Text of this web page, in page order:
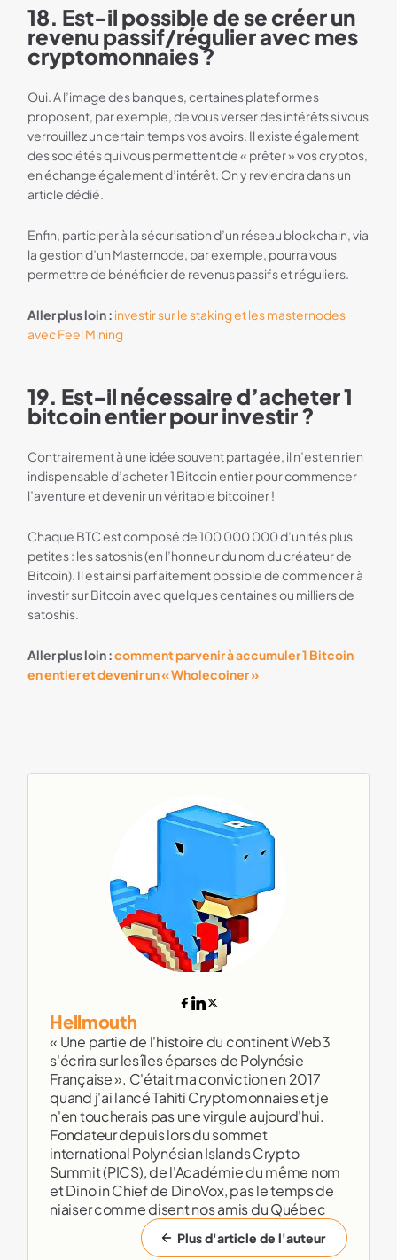
18. Est-il possible de se créer un
revenu passif/régulier avec mes
cryptomonnaies ?
Oui. A l’image des banques, certaines plateformes
proposent, par exemple, de vous verser des intérêts si vous
verrouillez un certain temps vos avoirs. Il existe également
des sociétés qui vous permettent de « prêter » vos cryptos,
en échange également d’intérêt. On y reviendra dans un
article dédié.
Enfin, participer à la sécurisation d’un réseau blockchain, via
la gestion d’un Masternode, par exemple, pourra vous
permettre de bénéficier de revenus passifs et réguliers.
Aller plus loin : investir sur le staking et les masternodes
avec Feel Mining
19. Est-il nécessaire d’acheter 1
bitcoin entier pour investir ?
Contrairement à une idée souvent partagée, il n’est en rien
indispensable d’acheter 1 Bitcoin entier pour commencer
l’aventure et devenir un véritable bitcoiner !
Chaque BTC est composé de 100 000 000 d’unités plus
petites : les satoshis (en l’honneur du nom du créateur de
Bitcoin). Il est ainsi parfaitement possible de commencer à
investir sur Bitcoin avec quelques centaines ou milliers de
satoshis.
Aller plus loin :comment parvenir à accumuler 1 Bitcoin
en entier et devenir un « Wholecoiner »
Hellmouth
« Une partie de l'histoire du continent Web3
s'écrira sur les îles éparses de Polynésie
Française ». C'était ma conviction en 2017
quand j'ai lancé Tahiti Cryptomonnaies et je
n'en toucherais pas une virgule aujourd'hui.
Fondateur depuis lors du sommet
international Polynésian Islands Crypto
Summit (PICS), de l'Académie du même nom
et Dino in Chief de DinoVox, pas le temps de
niaiser comme disent nos amis du Québec
Plus d'article de l'auteur